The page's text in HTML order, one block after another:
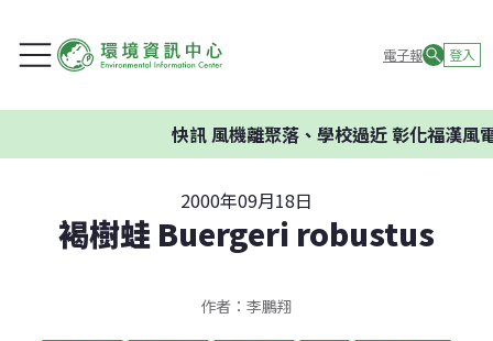
電子報 登入
快訊風機離聚落、學校過近 彰化福漢風電
2000年09月18日
褐樹蛙 Buergeri robustus
作者：李鵬翔